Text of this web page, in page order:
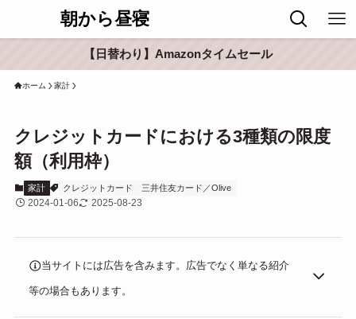
朝から昼寝
【日替わり】Amazonタイムセール
ホーム 家計
クレジットカードにおける3種類の限度
額（利用枠）
家計 クレジットカード 三井住友カード／Olive
2024-01-06 2025-08-23
当サイトには広告を含みます。広告でなく単なる紹介
等の場合もあります。